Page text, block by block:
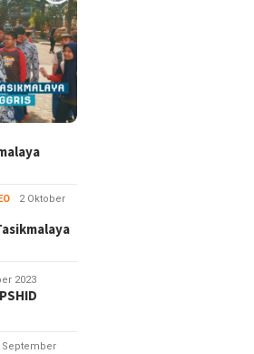
2 Oktober
2023
September